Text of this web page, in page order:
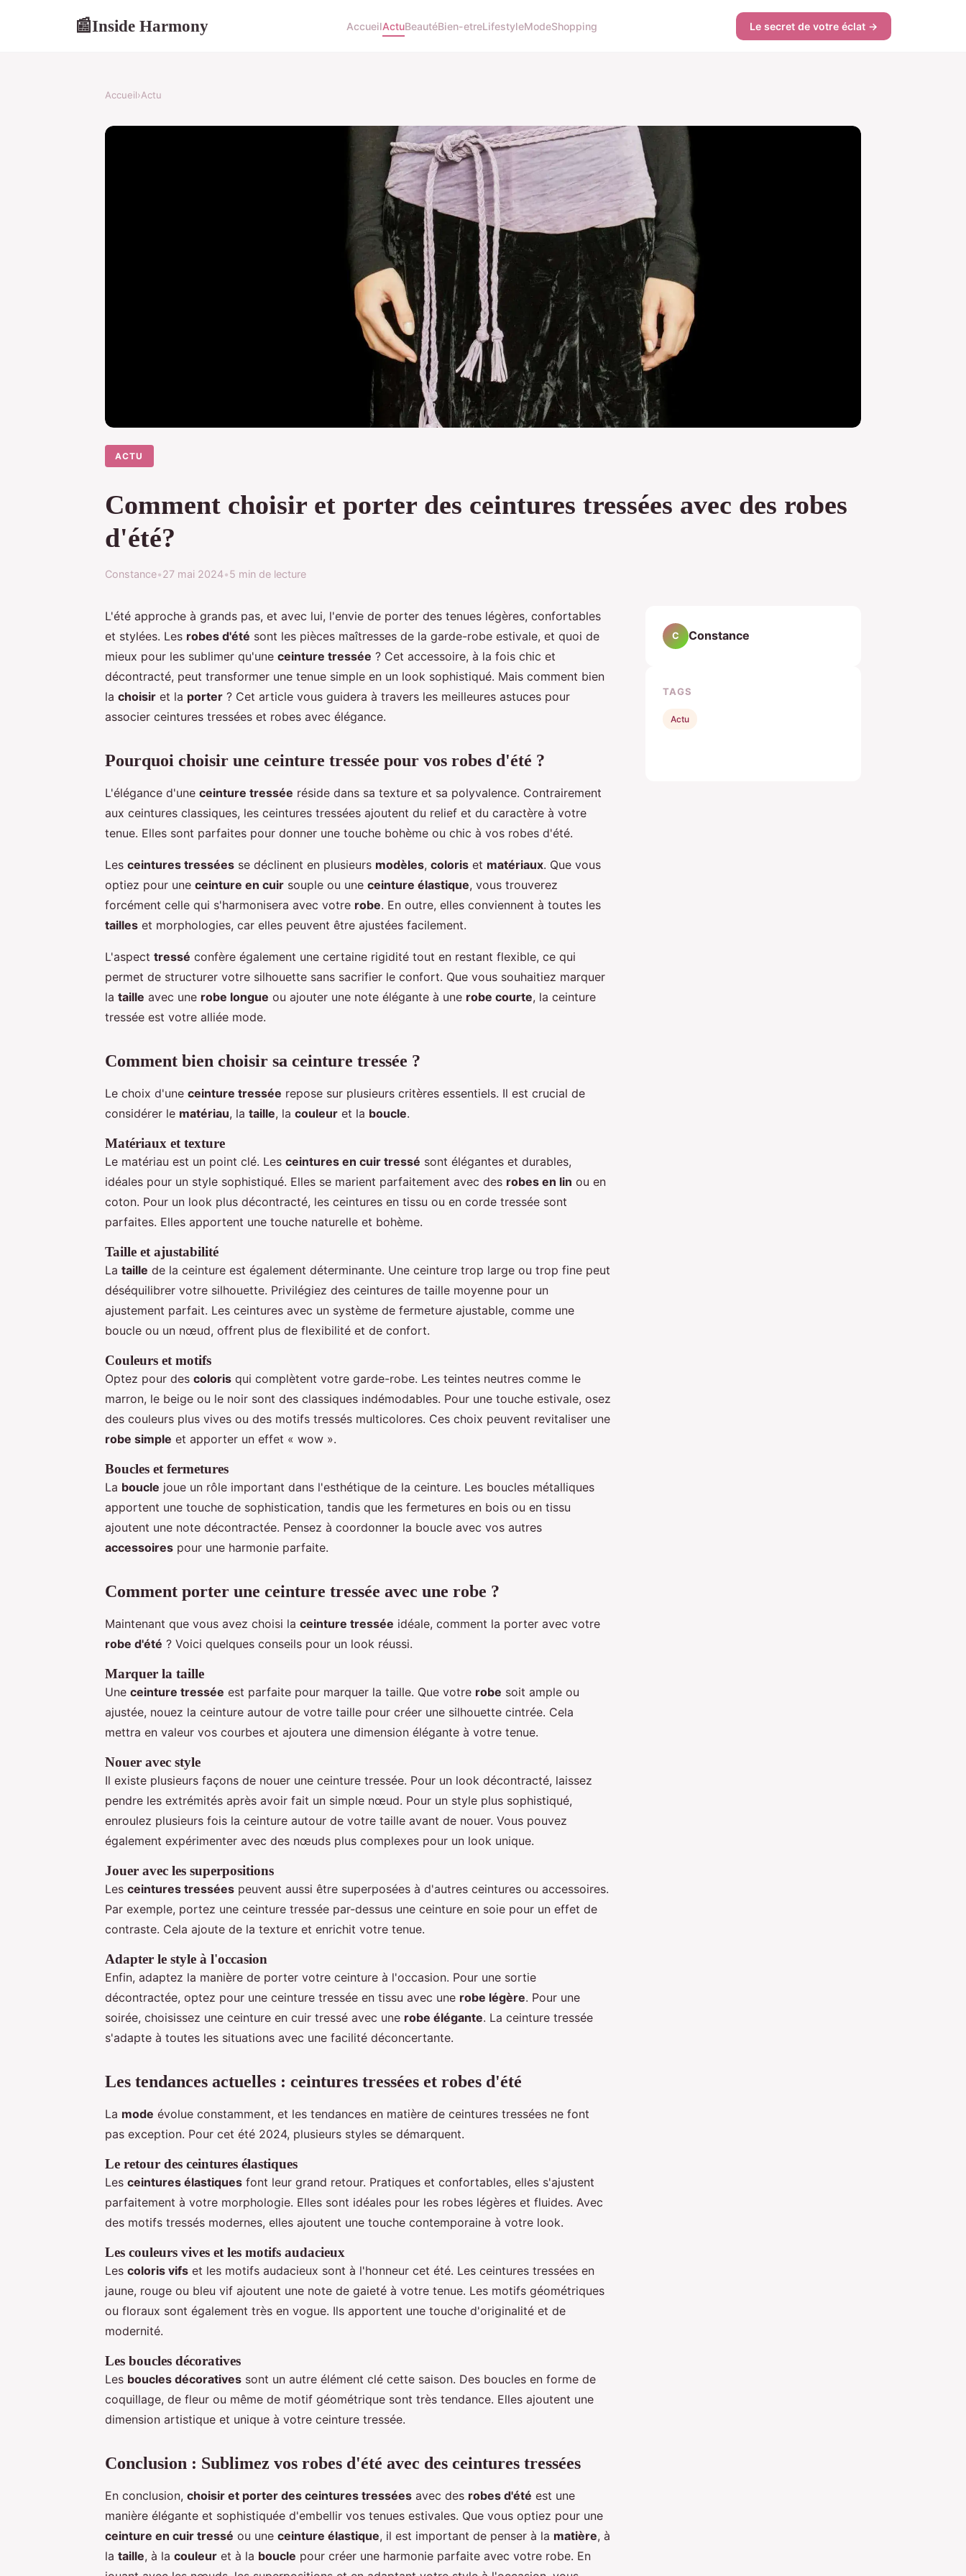
📰Inside Harmony AccueilActuBeautéBien-etreLifestyleModeShopping Le secret de votre éclat →
Accueil›Actu
ACTU
Comment choisir et porter des ceintures tressées avec des robes
d'été?
Constance•27 mai 2024•5 min de lecture
L'été approche à grands pas, et avec lui, l'envie de porter des tenues légères, confortables
et stylées. Les robes d'été sont les pièces maîtresses de la garde-robe estivale, et quoi de
mieux pour les sublimer qu'une ceinture tressée ? Cet accessoire, à la fois chic et
décontracté, peut transformer une tenue simple en un look sophistiqué. Mais comment bien
la choisir et la porter ? Cet article vous guidera à travers les meilleures astuces pour
associer ceintures tressées et robes avec élégance.
Pourquoi choisir une ceinture tressée pour vos robes d'été ?
L'élégance d'une ceinture tressée réside dans sa texture et sa polyvalence. Contrairement
aux ceintures classiques, les ceintures tressées ajoutent du relief et du caractère à votre
tenue. Elles sont parfaites pour donner une touche bohème ou chic à vos robes d'été.
Les ceintures tressées se déclinent en plusieurs modèles, coloris et matériaux. Que vous
optiez pour une ceinture en cuir souple ou une ceinture élastique, vous trouverez
forcément celle qui s'harmonisera avec votre robe. En outre, elles conviennent à toutes les
tailles et morphologies, car elles peuvent être ajustées facilement.
L'aspect tressé confère également une certaine rigidité tout en restant flexible, ce qui
permet de structurer votre silhouette sans sacrifier le confort. Que vous souhaitiez marquer
la taille avec une robe longue ou ajouter une note élégante à une robe courte, la ceinture
tressée est votre alliée mode.
Comment bien choisir sa ceinture tressée ?
Le choix d'une ceinture tressée repose sur plusieurs critères essentiels. Il est crucial de
considérer le matériau, la taille, la couleur et la boucle.
Matériaux et texture
Le matériau est un point clé. Les ceintures en cuir tressé sont élégantes et durables,
idéales pour un style sophistiqué. Elles se marient parfaitement avec des robes en lin ou en
coton. Pour un look plus décontracté, les ceintures en tissu ou en corde tressée sont
parfaites. Elles apportent une touche naturelle et bohème.
Taille et ajustabilité
La taille de la ceinture est également déterminante. Une ceinture trop large ou trop fine peut
déséquilibrer votre silhouette. Privilégiez des ceintures de taille moyenne pour un
ajustement parfait. Les ceintures avec un système de fermeture ajustable, comme une
boucle ou un nœud, offrent plus de flexibilité et de confort.
Couleurs et motifs
Optez pour des coloris qui complètent votre garde-robe. Les teintes neutres comme le
marron, le beige ou le noir sont des classiques indémodables. Pour une touche estivale, osez
des couleurs plus vives ou des motifs tressés multicolores. Ces choix peuvent revitaliser une
robe simple et apporter un effet « wow ».
Boucles et fermetures
La boucle joue un rôle important dans l'esthétique de la ceinture. Les boucles métalliques
apportent une touche de sophistication, tandis que les fermetures en bois ou en tissu
ajoutent une note décontractée. Pensez à coordonner la boucle avec vos autres
accessoires pour une harmonie parfaite.
Comment porter une ceinture tressée avec une robe ?
Maintenant que vous avez choisi la ceinture tressée idéale, comment la porter avec votre
robe d'été ? Voici quelques conseils pour un look réussi.
Marquer la taille
Une ceinture tressée est parfaite pour marquer la taille. Que votre robe soit ample ou
ajustée, nouez la ceinture autour de votre taille pour créer une silhouette cintrée. Cela
mettra en valeur vos courbes et ajoutera une dimension élégante à votre tenue.
Nouer avec style
Il existe plusieurs façons de nouer une ceinture tressée. Pour un look décontracté, laissez
pendre les extrémités après avoir fait un simple nœud. Pour un style plus sophistiqué,
enroulez plusieurs fois la ceinture autour de votre taille avant de nouer. Vous pouvez
également expérimenter avec des nœuds plus complexes pour un look unique.
Jouer avec les superpositions
Les ceintures tressées peuvent aussi être superposées à d'autres ceintures ou accessoires.
Par exemple, portez une ceinture tressée par-dessus une ceinture en soie pour un effet de
contraste. Cela ajoute de la texture et enrichit votre tenue.
Adapter le style à l'occasion
Enfin, adaptez la manière de porter votre ceinture à l'occasion. Pour une sortie
décontractée, optez pour une ceinture tressée en tissu avec une robe légère. Pour une
soirée, choisissez une ceinture en cuir tressé avec une robe élégante. La ceinture tressée
s'adapte à toutes les situations avec une facilité déconcertante.
Les tendances actuelles : ceintures tressées et robes d'été
La mode évolue constamment, et les tendances en matière de ceintures tressées ne font
pas exception. Pour cet été 2024, plusieurs styles se démarquent.
Le retour des ceintures élastiques
Les ceintures élastiques font leur grand retour. Pratiques et confortables, elles s'ajustent
parfaitement à votre morphologie. Elles sont idéales pour les robes légères et fluides. Avec
des motifs tressés modernes, elles ajoutent une touche contemporaine à votre look.
Les couleurs vives et les motifs audacieux
Les coloris vifs et les motifs audacieux sont à l'honneur cet été. Les ceintures tressées en
jaune, rouge ou bleu vif ajoutent une note de gaieté à votre tenue. Les motifs géométriques
ou floraux sont également très en vogue. Ils apportent une touche d'originalité et de
modernité.
Les boucles décoratives
Les boucles décoratives sont un autre élément clé cette saison. Des boucles en forme de
coquillage, de fleur ou même de motif géométrique sont très tendance. Elles ajoutent une
dimension artistique et unique à votre ceinture tressée.
Conclusion : Sublimez vos robes d'été avec des ceintures tressées
En conclusion, choisir et porter des ceintures tressées avec des robes d'été est une
manière élégante et sophistiquée d'embellir vos tenues estivales. Que vous optiez pour une
ceinture en cuir tressé ou une ceinture élastique, il est important de penser à la matière, à
la taille, à la couleur et à la boucle pour créer une harmonie parfaite avec votre robe. En
C Constance
TAGS
Actu